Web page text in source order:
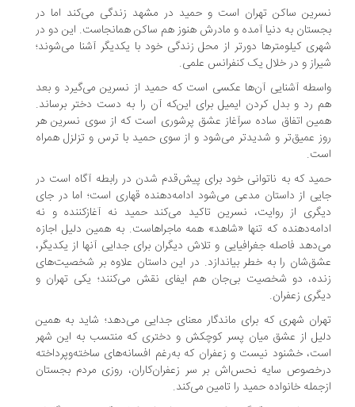
ساکن تهران است و حمید در مشهد زندگی می‌کند اما در
به دنیا آمده و مادرش هنوز هم ساکن همانجاست. این دو در
کیلومترها دورتر از محل زندگی خود با یکدیگر آشنا می‌شوند؛
و در خلال یک کنفرانس علمی.
آشنایی آن‌ها عکسی است که حمید از نسرین می‌گیرد و بعد
رد و بدل کردن ایمیل برای این‌که آن را به دست دختر برساند.
اتفاق ساده سرآغاز عشق پرشوری است که از سوی نسرین هر
عمیق‌تر و شدیدتر می‌شود و از سوی حمید با ترس و تزلزل همراه
که به ناتوانی خود برای پیش‌قدم شدن در رابطه آگاه است در
از داستان مدعی می‌شود ادامه‌دهنده قهاری است؛ اما در جای
از روایت، نسرین تاکید می‌کند حمید نه آغازکننده و نه
که تنها «شاهد» همه ماجراهاست. به همین دلیل اجازه
فاصله جغرافیایی و تلاش دیگران برای جدایی آنها از یکدیگر،
را به خطر بیاندازد. در این داستان علاوه بر شخصیت‌های
دو شخصیت بی‌جان هم ایفای نقش می‌کنند؛ یکی تهران و
زعفران.
شهری که برای ماندگار معنای جدایی می‌دهد؛ شاید به همین
از عشق میان پسر کوچکش و دختری که منتسب به این شهر
خشنود نیست و زعفران که به‌رغم افسانه‌های ساخته‌وپرداخته
سایه نحس‌اش بر سر زعفران‌کاران، روزی مردم بجستان
خانواده حمید را تامین می‌کند.